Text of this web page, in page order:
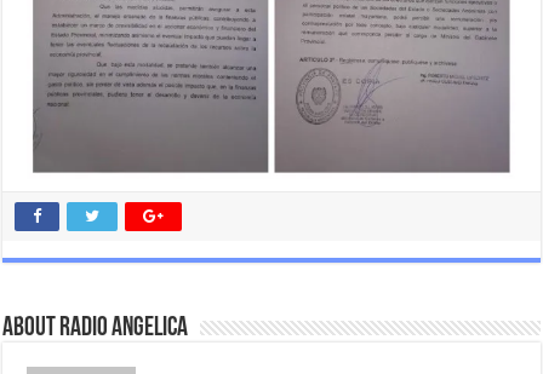
About Radio Angelica